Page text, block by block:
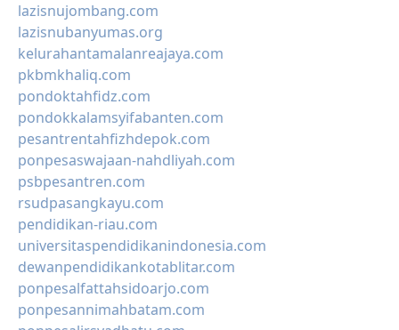
lazisnujombang.com
lazisnubanyumas.org
kelurahantamalanreajaya.com
pkbmkhaliq.com
pondoktahfidz.com
pondokkalamsyifabanten.com
pesantrentahfizhdepok.com
ponpesaswajaan-nahdliyah.com
psbpesantren.com
rsudpasangkayu.com
pendidikan-riau.com
universitaspendidikanindonesia.com
dewanpendidikankotablitar.com
ponpesalfattahsidoarjo.com
ponpesannimahbatam.com